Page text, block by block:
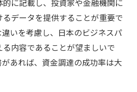
データを提供することが重要で
いを考慮し、日本のビジネスパ
内容であることが望ましいで
あれば、資金調達の成功率は大